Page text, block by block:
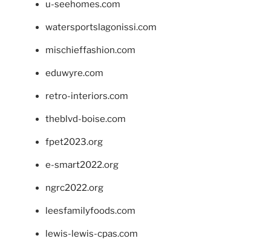
u-seehomes.com
watersportslagonissi.com
mischieffashion.com
eduwyre.com
retro-interiors.com
theblvd-boise.com
fpet2023.org
e-smart2022.org
ngrc2022.org
leesfamilyfoods.com
lewis-lewis-cpas.com